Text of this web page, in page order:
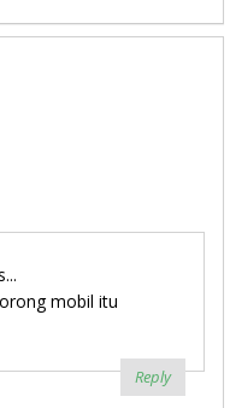
mobil itu
Reply